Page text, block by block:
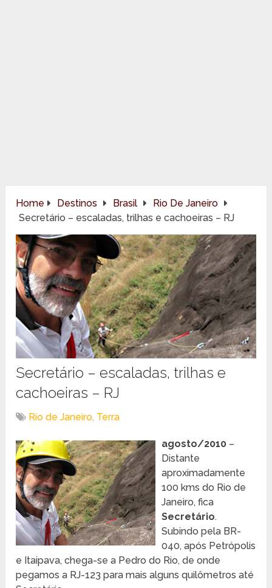
Home Destinos Brasil
Rio De Janeiro
Secretário – escaladas, trilhas e cachoeiras – RJ
Secretário – escaladas, trilhas e
cachoeiras – RJ
Rio de Janeiro, Terra
agosto/2010 –
Distante
aproximadamente
100 kms do Rio de
Janeiro, fica
Secretário.
Subindo pela BR-
040, após Petrópolis
e Itaipava, chega-se a Pedro do Rio, de onde
pegamos a RJ-123 para mais alguns quilômetros até